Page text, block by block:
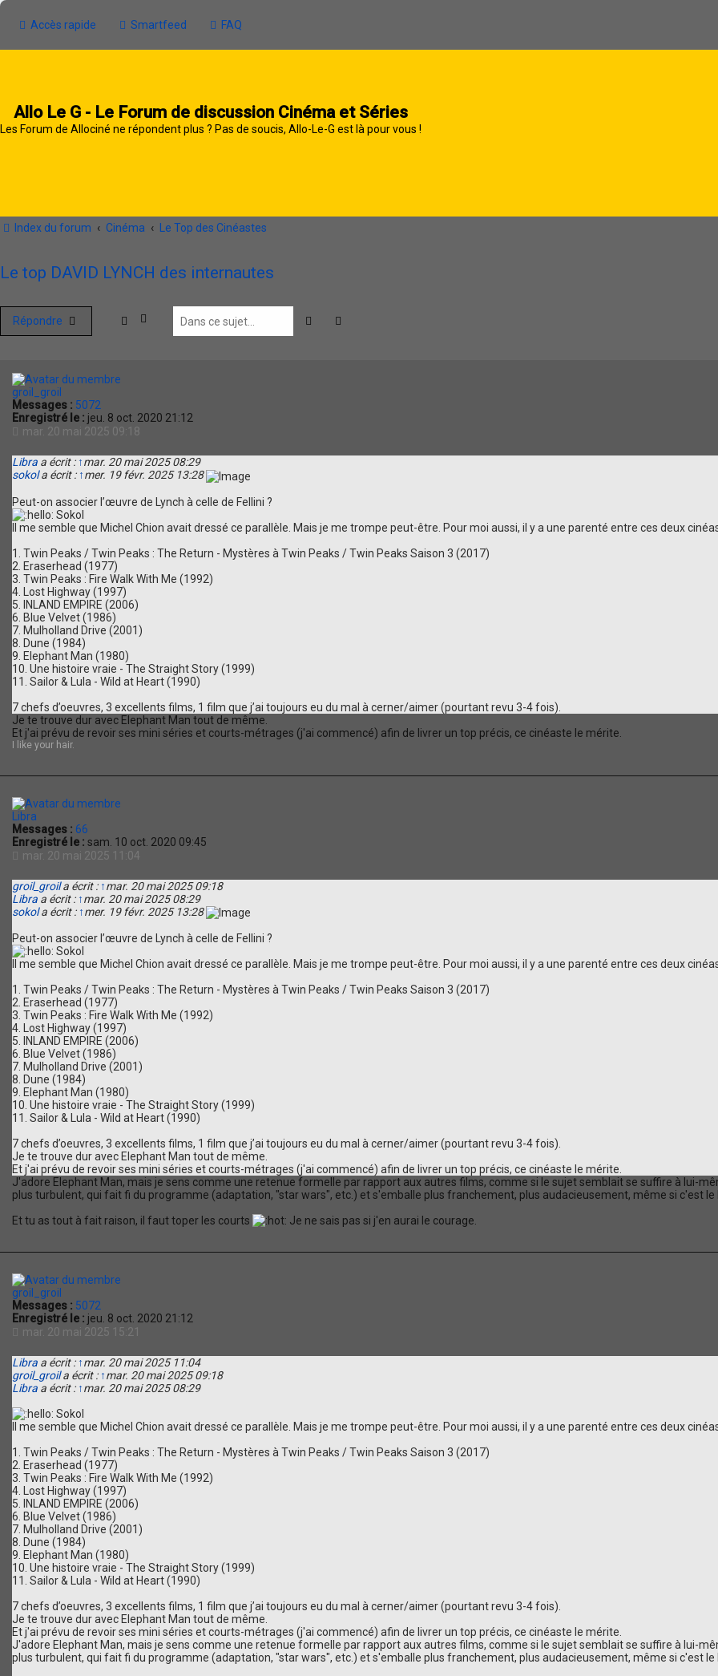
Accès rapide Smartfeed FAQ
Allo Le G - Le Forum de discussion Cinéma et Séries
Les Forum de Allociné ne répondent plus ? Pas de soucis, Allo-Le-G est là pour vous !
Index du forum Cinéma Le Top des Cinéastes
Le top DAVID LYNCH des internautes
Répondre Rechercher
groil_groil
Messages : 5072
Enregistré le : jeu. 8 oct. 2020 21:12
mar. 20 mai 2025 09:18
Libra a écrit : ↑mar. 20 mai 2025 08:29
sokola écrit : ↑mer. 19 févr. 2025 13:28
Peut-on associer l’œuvre de Lynch à celle de Fellini ?
Sokol
Il me semble que Michel Chion avait dressé ce parallèle. Mais je me trompe peut-être. Pour moi aussi, il y a une parenté entre ces deux
1. Twin Peaks / Twin Peaks : The Return - Mystères à Twin Peaks / Twin Peaks Saison 3 (2017)
2. Eraserhead (1977)
3. Twin Peaks : Fire Walk With Me (1992)
4. Lost Highway (1997)
5. INLAND EMPIRE (2006)
6. Blue Velvet (1986)
7. Mulholland Drive (2001)
8. Dune (1984)
9. Elephant Man (1980)
10. Une histoire vraie - The Straight Story (1999)
11. Sailor & Lula - Wild at Heart (1990)
7 chefs d’oeuvres, 3 excellents films, 1 film que j’ai toujours eu du mal à cerner/aimer (pourtant revu 3-4 fois).
Je te trouve dur avec Elephant Man tout de même.
Et j'ai prévu de revoir ses mini séries et courts-métrages (j'ai commencé) afin de livrer un top précis, ce cinéaste le mérite.
I like your hair.
Libra
Messages : 66
Enregistré le : sam. 10 oct. 2020 09:45
mar. 20 mai 2025 11:04
groil_groila écrit : ↑mar. 20 mai 2025 09:18
Libra a écrit : ↑mar. 20 mai 2025 08:29
sokola écrit : ↑mer. 19 févr. 2025 13:28
Peut-on associer l’œuvre de Lynch à celle de Fellini ?
Sokol
Il me semble que Michel Chion avait dressé ce parallèle. Mais je me trompe peut-être. Pour moi aussi, il y a une parenté entre ces deux
1. Twin Peaks / Twin Peaks : The Return - Mystères à Twin Peaks / Twin Peaks Saison 3 (2017)
2. Eraserhead (1977)
3. Twin Peaks : Fire Walk With Me (1992)
4. Lost Highway (1997)
5. INLAND EMPIRE (2006)
6. Blue Velvet (1986)
7. Mulholland Drive (2001)
8. Dune (1984)
9. Elephant Man (1980)
10. Une histoire vraie - The Straight Story (1999)
11. Sailor & Lula - Wild at Heart (1990)
7 chefs d’oeuvres, 3 excellents films, 1 film que j’ai toujours eu du mal à cerner/aimer (pourtant revu 3-4 fois).
Je te trouve dur avec Elephant Man tout de même.
Et j'ai prévu de revoir ses mini séries et courts-métrages (j'ai commencé) afin de livrer un top précis, ce cinéaste le mérite.
J'adore Elephant Man, mais je sens comme une retenue formelle par rapport aux autres films, comme si le sujet semblait se suffire à lui-
plus turbulent, qui fait fi du programme (adaptation, "star wars", etc.) et s'emballe plus franchement, plus audacieusement, même si c'est le
Et tu as tout à fait raison, il faut toper les courts
Je ne sais pas si j'en aurai le courage.
groil_groil
Messages : 5072
Enregistré le : jeu. 8 oct. 2020 21:12
mar. 20 mai 2025 15:21
Libra a écrit : ↑mar. 20 mai 2025 11:04
groil_groila écrit : ↑mar. 20 mai 2025 09:18
Libra a écrit : ↑mar. 20 mai 2025 08:29
Sokol
Il me semble que Michel Chion avait dressé ce parallèle. Mais je me trompe peut-être. Pour moi aussi, il y a une parenté entre ces deux
1. Twin Peaks / Twin Peaks : The Return - Mystères à Twin Peaks / Twin Peaks Saison 3 (2017)
2. Eraserhead (1977)
3. Twin Peaks : Fire Walk With Me (1992)
4. Lost Highway (1997)
5. INLAND EMPIRE (2006)
6. Blue Velvet (1986)
7. Mulholland Drive (2001)
8. Dune (1984)
9. Elephant Man (1980)
10. Une histoire vraie - The Straight Story (1999)
11. Sailor & Lula - Wild at Heart (1990)
7 chefs d’oeuvres, 3 excellents films, 1 film que j’ai toujours eu du mal à cerner/aimer (pourtant revu 3-4 fois).
Je te trouve dur avec Elephant Man tout de même.
Et j'ai prévu de revoir ses mini séries et courts-métrages (j'ai commencé) afin de livrer un top précis, ce cinéaste le mérite.
J'adore Elephant Man, mais je sens comme une retenue formelle par rapport aux autres films, comme si le sujet semblait se suffire à lui-
plus turbulent, qui fait fi du programme (adaptation, "star wars", etc.) et s'emballe plus franchement, plus audacieusement, même si c'est le